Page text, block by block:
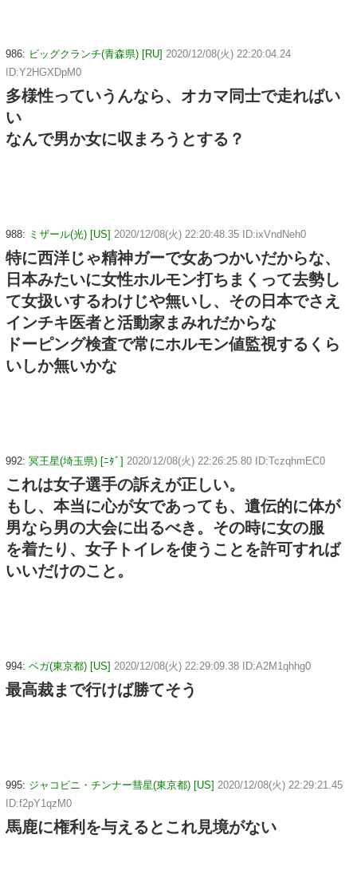
986: ビッグクランチ(青森県) [RU] 2020/12/08(火) 22:20:04.24
ID:Y2HGXDpM0
多様性っていうんなら、オカマ同士で走ればい
い
なんで男か女に収まろうとする？
988: ミザール(光) [US] 2020/12/08(火) 22:20:48.35 ID:ixVndNeh0
特に西洋じゃ精神ガーで女あつかいだからな、
日本みたいに女性ホルモン打ちまくって去勢し
て女扱いするわけじや無いし、その日本でさえ
インチキ医者と活動家まみれだからな
ドーピング検査で常にホルモン値監視するくら
いしか無いかな
992: 冥王星(埼玉県) [ﾆﾀﾞ] 2020/12/08(火) 22:26:25.80 ID:TczqhmEC0
これは女子選手の訴えが正しい。
もし、本当に心が女であっても、遺伝的に体が
男なら男の大会に出るべき。その時に女の服
を着たり、女子トイレを使うことを許可すれば
いいだけのこと。
994: ベガ(東京都) [US] 2020/12/08(火) 22:29:09.38 ID:A2M1qhhg0
最高裁まで行けば勝てそう
995: ジャコビニ・チンナー彗星(東京都) [US] 2020/12/08(火) 22:29:21.45
ID:f2pY1qzM0
馬鹿に権利を与えるとこれ見境がない